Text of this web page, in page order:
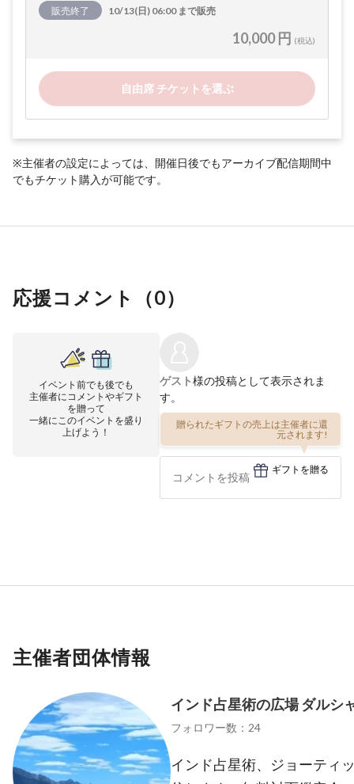
販売終了 10/13(日) 06:00 まで販売
10,000 円 (税込)
自由席 チケットを選ぶ
※主催者の設定によっては、開催日後でもアーカイブ配信期間中
でもチケット購入が可能です。
応援コメント（0）
イベント前でも後でも
主催者にコメントやギフト
を贈って
一緒にこのイベントを盛り
上げよう！
ゲスト様の投稿として表示されま
す。
贈られたギフトの売上は主催者に還
元されます!
ギフトを贈る
主催者団体情報
インド占星術の広場 ダルシ
フォロワー数：24
インド占星術、ジョーティ